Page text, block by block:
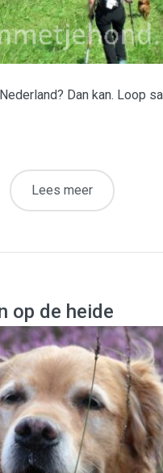
Dan kan. Loop
Lees meer
op de heide